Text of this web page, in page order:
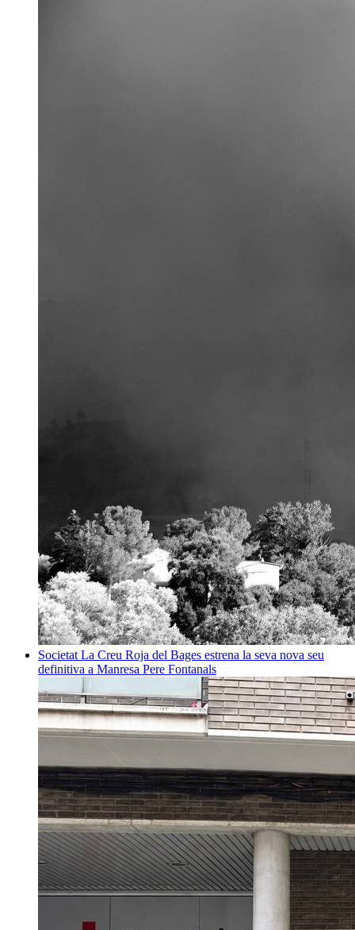
Societat La Creu Roja del Bages estrena la seva nova seu
definitiva a Manresa Pere Fontanals